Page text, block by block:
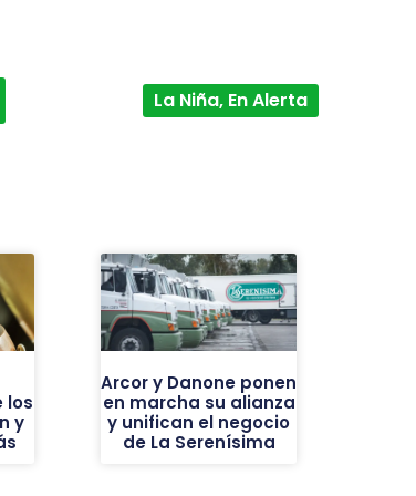
La Niña, En Alerta
los
y
Arcor y Danone ponen
en marcha su alianza
y unifican el negocio
de La Serenísima